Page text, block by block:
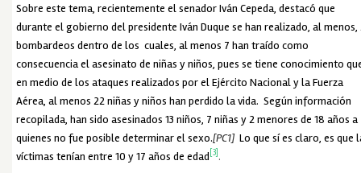
Sobre este tema, recientemente el senador Iván Cepeda, destacó que
durante el gobierno del presidente Iván Duque se han realizado, al menos,
bombardeos dentro de los cuales, al menos 7 han traído como
consecuencia el asesinato de niñas y niños, pues se tiene conocimiento
en medio de los ataques realizados por el Ejército Nacional y la Fuerza
Aérea, al menos 22 niñas y niños han perdido la vida. Según información
recopilada, han sido asesinados 13 niños, 7 niñas y 2 menores de 18 años a
quienes no fue posible determinar el sexo.[PC1]Lo que sí es claro, es que
víctimas tenían entre 10 y 17 años de edad [3] .